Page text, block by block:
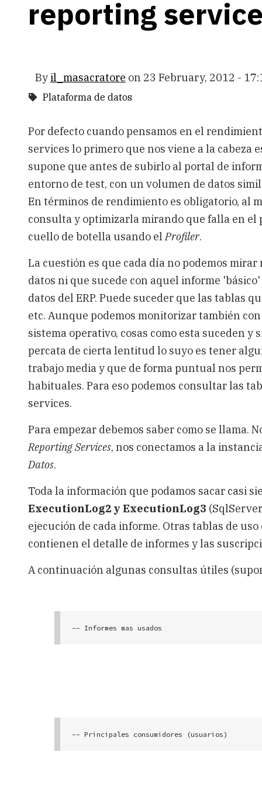
reporting
Byil_masacratore on 23 February, 2012 -
Plataforma de datos
Por defecto cuando pensamos en el
services lo primero que nos viene a la cabeza
supone que antes de subirlo al portal de
entorno de test, con un volumen de datos
En términos de rendimiento es obligatorio, al
consulta y optimizarla mirando que falla en el
cuello de botella usando elProfiler.
La cuestión es que cada día no podemos
datos ni que sucede con aquel informe
datos del ERP. Puede suceder que las tablas
etc. Aunque podemos monitorizar también
sistema operativo, cosas como esta suceden
percata de cierta lentitud lo suyo es tener
trabajo media y que de forma puntual nos
habituales. Para eso podemos consultar las
services.
Para empezar debemos saber como se llama.
Reporting Services, nos conectamos a la
Datos.
Toda la información que podamos sacar casi
ExecutionLog2 y ExecutionLog3
ejecución de cada informe. Otras tablas de uso
contienen el detalle de informes y las
A continuación algunas consultas útiles
-- Informes mas usados
-- Principales consumidores (usuarios)